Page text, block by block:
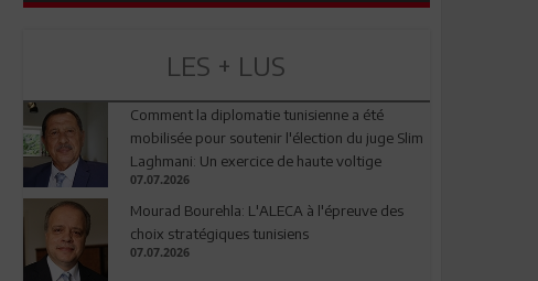
LES + LUS
Comment la diplomatie tunisienne a été
mobilisée pour soutenir l'élection du juge Slim
Laghmani: Un exercice de haute voltige
07.07.2026
Mourad Bourehla: L'ALECA à l'épreuve des
choix stratégiques tunisiens
07.07.2026